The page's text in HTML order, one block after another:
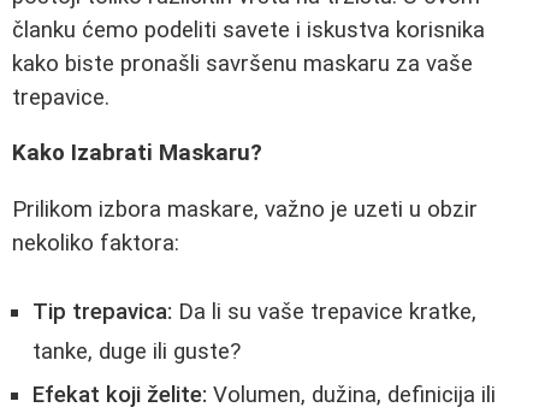
članku ćemo podeliti savete i iskustva korisnika
kako biste pronašli savršenu maskaru za vaše
trepavice.
Kako Izabrati Maskaru?
Prilikom izbora maskare, važno je uzeti u obzir
nekoliko faktora:
Tip trepavica: Da li su vaše trepavice kratke,
tanke, duge ili guste?
Efekat koji želite: Volumen, dužina, definicija ili